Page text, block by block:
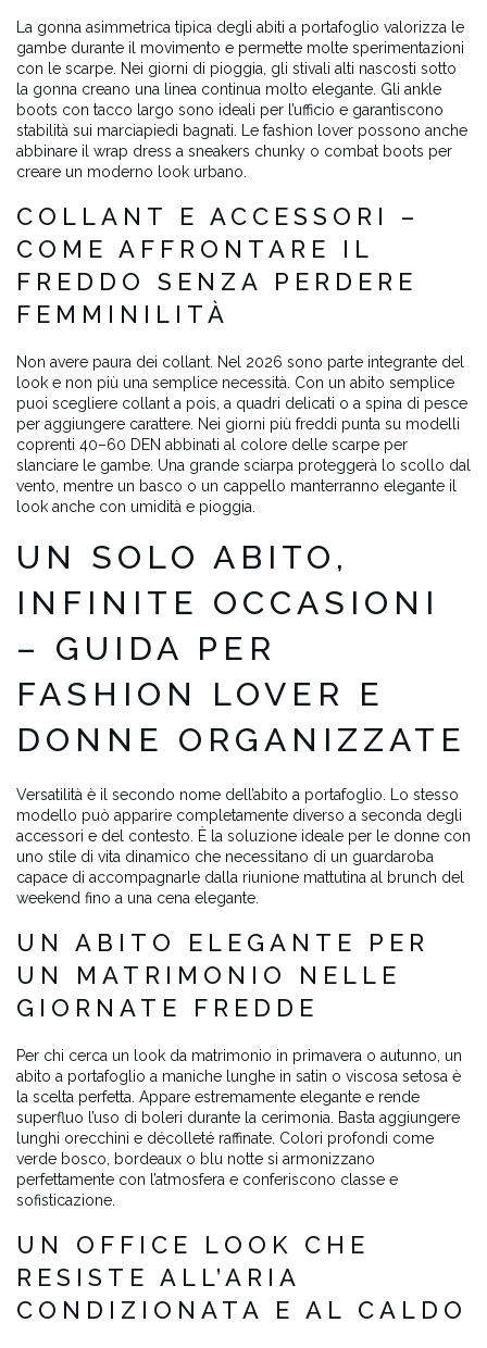
La gonna asimmetrica tipica degli abiti a portafoglio valorizza le
gambe durante il movimento e permette molte sperimentazioni
con le scarpe. Nei giorni di pioggia, gli stivali alti nascosti sotto
la gonna creano una linea continua molto elegante. Gli ankle
boots con tacco largo sono ideali per l’ufficio e garantiscono
stabilità sui marciapiedi bagnati. Le fashion lover possono anche
abbinare il wrap dress a sneakers chunky o combat boots per
creare un moderno look urbano.
COLLANT E ACCESSORI –
COME AFFRONTARE IL
FREDDO SENZA PERDERE
FEMMINILITÀ
Non avere paura dei collant. Nel 2026 sono parte integrante del
look e non più una semplice necessità. Con un abito semplice
puoi scegliere collant a pois, a quadri delicati o a spina di pesce
per aggiungere carattere. Nei giorni più freddi punta su modelli
coprenti 40–60 DEN abbinati al colore delle scarpe per
slanciare le gambe. Una grande sciarpa proteggerà lo scollo dal
vento, mentre un basco o un cappello manterranno elegante il
look anche con umidità e pioggia.
UN SOLO ABITO,
INFINITE OCCASIONI
– GUIDA PER
FASHION LOVER E
DONNE ORGANIZZATE
Versatilità è il secondo nome dell’abito a portafoglio. Lo stesso
modello può apparire completamente diverso a seconda degli
accessori e del contesto. È la soluzione ideale per le donne con
uno stile di vita dinamico che necessitano di un guardaroba
capace di accompagnarle dalla riunione mattutina al brunch del
weekend fino a una cena elegante.
UN ABITO ELEGANTE PER
UN MATRIMONIO NELLE
GIORNATE FREDDE
Per chi cerca un look da matrimonio in primavera o autunno, un
abito a portafoglio a maniche lunghe in satin o viscosa setosa è
la scelta perfetta. Appare estremamente elegante e rende
superfluo l’uso di boleri durante la cerimonia. Basta aggiungere
lunghi orecchini e décolleté raffinate. Colori profondi come
verde bosco, bordeaux o blu notte si armonizzano
perfettamente con l’atmosfera e conferiscono classe e
sofisticazione.
UN OFFICE LOOK CHE
RESISTE ALL’ARIA
CONDIZIONATA E AL CALDO